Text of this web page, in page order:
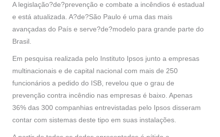
A legislação?de?prevenção e combate a incêndios é estadual
e está atualizada. A?de?São Paulo é uma das mais
avançadas do País e serve?de?modelo para grande parte do
Brasil.
Em pesquisa realizada pelo Instituto Ipsos junto a empresas
multinacionais e de capital nacional com mais de 250
funcionários a pedido do ISB, revelou que o grau de
prevenção contra incêndio nas empresas é baixo. Apenas
36% das 300 companhias entrevistadas pelo Ipsos disseram
contar com sistemas deste tipo em suas instalações.